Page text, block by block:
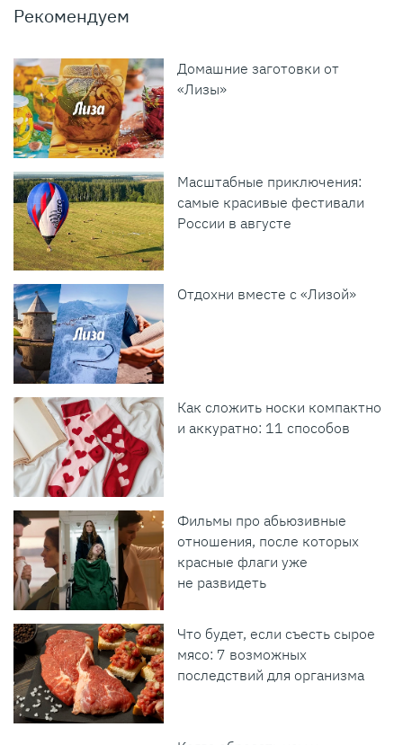
Рекомендуем
Домашние заготовки от
«Лизы»
Масштабные приключения:
самые красивые фестивали
России в августе
Отдохни вместе с «Лизой»
Как сложить носки компактно
и аккуратно: 11 способов
Фильмы про абьюзивные
отношения, после которых
красные флаги уже
не развидеть
Что будет, если съесть сырое
мясо: 7 возможных
последствий для организма